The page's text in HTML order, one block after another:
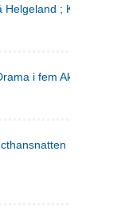
;
i fem Akter
; Fru Inger